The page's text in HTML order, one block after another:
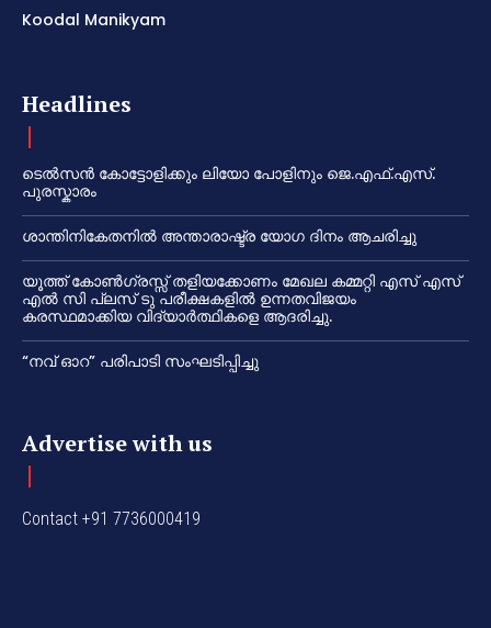
Koodal Manikyam
Headlines
ടെൽസൻ കോട്ടോളിക്കും ലിയോ പോളിനും ജെ.എഫ്.എസ്.
പുരസ്കാരം
ശാന്തിനികേതനിൽ അന്താരാഷ്ട്ര യോഗ ദിനം ആചരിച്ചു
യൂത്ത് കോൺഗ്രസ്സ് തളിയക്കോണം മേഖല കമ്മറ്റി എസ് എസ്
എൽ സി പ്ലസ് ടു പരീക്ഷകളിൽ ഉന്നതവിജയം
കരസ്ഥമാക്കിയ വിദ്യാർത്ഥികളെ ആദരിച്ചു.
“നവ് ഓറ” പരിപാടി സംഘടിപ്പിച്ചു
Advertise with us
Contact +91 7736000419